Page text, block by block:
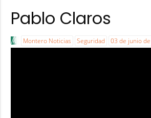
Pablo Claros
Montero Noticias Seguridad 03 de junio